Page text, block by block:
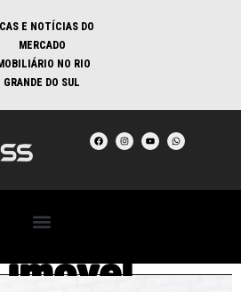
E NOTÍCIAS DO
MERCADO
NO RIO
GRANDE DO SUL